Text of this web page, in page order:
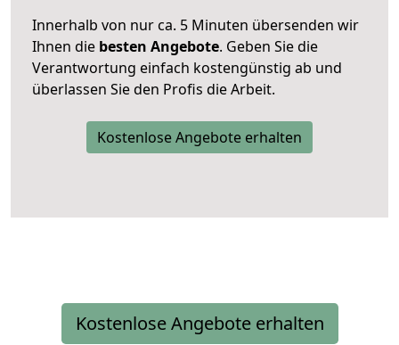
Innerhalb von nur ca. 5 Minuten übersenden wir
Ihnen die besten Angebote. Geben Sie die
Verantwortung einfach kostengünstig ab und
überlassen Sie den Profis die Arbeit.
Kostenlose Angebote erhalten
Kostenlose Angebote erhalten